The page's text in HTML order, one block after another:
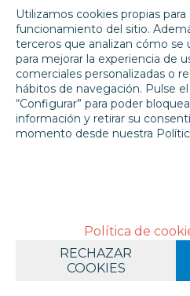
fijos, permitiéndote
socializar con vecinos
entorno. El tiempo
real, creando un
fomenta la creatividad
¡Exploranuestra
deproductos de
comienza tu aventura
Sumérgete en el
Animal Crossing con
de Ropa de las
Utilizamos cookies propias
funcionamiento del sitio.
terceros que analizan cómo se
para mejorar la experiencia de
comerciales personalizadas o
hábitos de navegación. Pulse
“Configurar” para poder
información y retirar su
momento desde nuestra
Política de
RECHAZAR
COOKIES